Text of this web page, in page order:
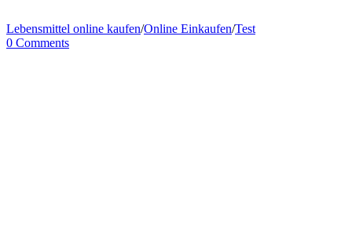
Lebensmittel online kaufen/Online Einkaufen/Test
0 Comments